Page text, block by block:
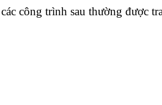
công trình sau thường được